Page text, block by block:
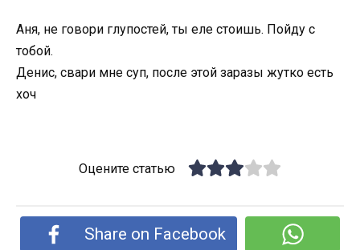
Аня, не говори глупостей, ты еле стоишь. Пойду с
тобой.
Денис, свари мне суп, после этой заразы жутко есть
хоч
Оцените статью
Share on Facebook